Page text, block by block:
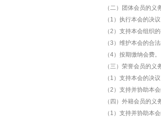
（二）团体会员的义务
（1）执行本会的决议，
（2）支持本会组织的
（3）维护本会的合法
（4）按期缴纳会费。
（三）荣誉会员的义
（1）支持本会的决议
（2）支持并协助本会
（四）外籍会员的义务
（1）支持并协助本会的